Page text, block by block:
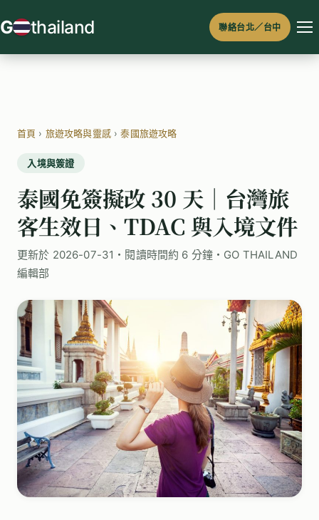
至
G thailand 聯絡台北／台中
首頁 › 旅遊攻略與靈感›泰國旅遊攻略
入境與簽證
泰國免簽擬改 30 天｜台灣旅
客生效日、TDAC 與入境文件
更新於 2026-07-31・閱讀時間約 6 分鐘・GO THAILAND
編輯部